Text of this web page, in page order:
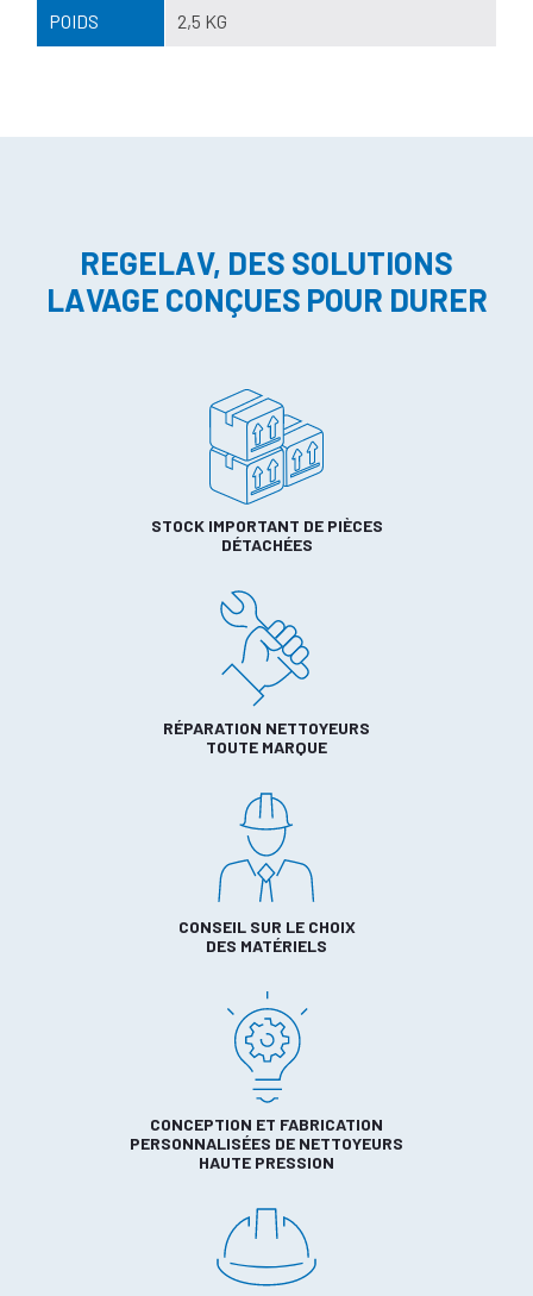
POIDS 2,5 KG
REGELAV, DES SOLUTIONS
LAVAGE CONÇUES POUR DURER
STOCK IMPORTANT DE PIÈCES
DÉTACHÉES
RÉPARATION NETTOYEURS
TOUTE MARQUE
CONSEIL SUR LE CHOIX
DES MATÉRIELS
CONCEPTION ET FABRICATION
PERSONNALISÉES DE NETTOYEURS
HAUTE PRESSION